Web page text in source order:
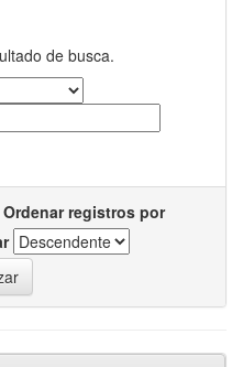
de busca.
Ordenar registros por